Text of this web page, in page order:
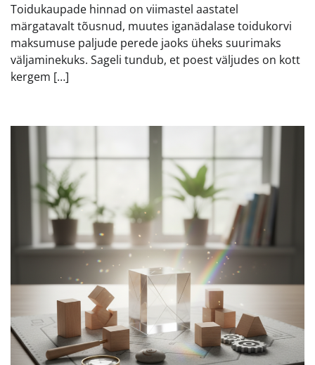
Toidukaupade hinnad on viimastel aastatel
märgatavalt tõusnud, muutes iganädalase toidukorvi
maksumuse paljude perede jaoks üheks suurimaks
väljaminekuks. Sageli tundub, et poest väljudes on kott
kergem […]